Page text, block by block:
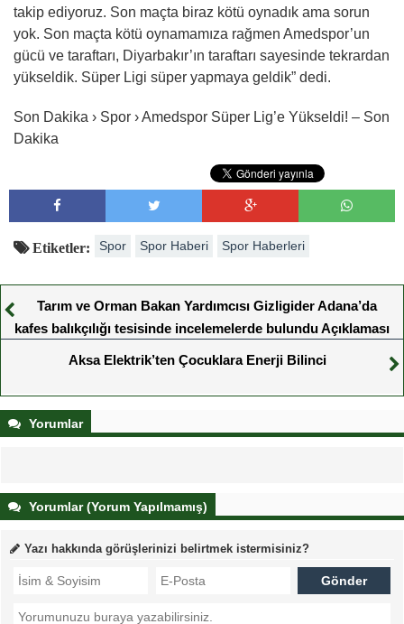
takip ediyoruz. Son maçta biraz kötü oynadık ama sorun
yok. Son maçta kötü oynamamıza rağmen Amedspor’un
gücü ve taraftarı, Diyarbakır’ın taraftarı sayesinde tekrardan
yükseldik. Süper Ligi süper yapmaya geldik” dedi.
Son Dakika › Spor › Amedspor Süper Lig’e Yükseldi! – Son
Dakika
Etiketler: Spor Spor Haberi Spor Haberleri
Tarım ve Orman Bakan Yardımcısı Gizligider Adana’da
kafes balıkçılığı tesisinde incelemelerde bulundu Açıklaması
Aksa Elektrik’ten Çocuklara Enerji Bilinci
Yorumlar
Yorumlar (Yorum Yapılmamış)
Yazı hakkında görüşlerinizi belirtmek istermisiniz?